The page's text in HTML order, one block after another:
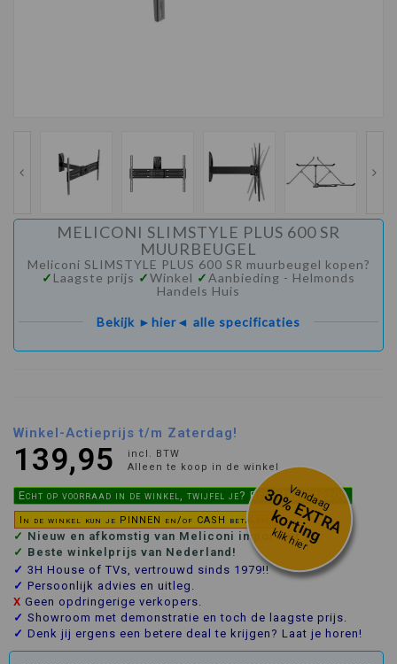
MELICONI SLIMSTYLE PLUS 600 SR
MUURBEUGEL
Meliconi SLIMSTYLE PLUS 600 SR muurbeugel kopen?
✓ Laagste prijs ✓Winkel ✓Aanbieding - Helmonds
Handels Huis
Bekijk ►hier◄ alle specificaties
Winkel-Actieprijs t/m Zaterdag!
139,95
Vandaag
3
0
%
E
X
T
R
A
k
o
r
t
i
n
g
klik hier
incl. BTW
Alleen te koop in de winkel
Echt op voorraad in de winkel, twijfel je? Bel 0492-548200
In de winkel kun je PINNEN en/of CASH betalen.
✓ Nieuw en afkomstig van Meliconi importeur NL
✓ Beste winkelprijs van Nederland!
✓ 3H House of TVs, vertrouwd sinds 1979!!
✓ Persoonlijk advies en uitleg.
X Geen opdringerige verkopers.
✓ Showroom met demonstratie en toch de laagste prijs.
✓ Denk jij ergens een betere deal te krijgen? Laat je horen!